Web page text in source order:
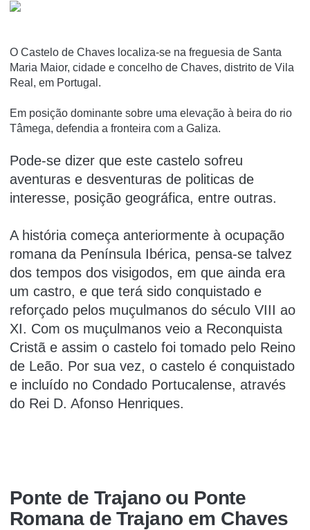
O Castelo de Chaves localiza-se na freguesia de Santa
Maria Maior, cidade e concelho de Chaves, distrito de Vila
Real, em Portugal.
Em posição dominante sobre uma elevação à beira do rio
Tâmega, defendia a fronteira com a Galiza.
Pode-se dizer que este castelo sofreu
aventuras e desventuras de politicas de
interesse, posição geográfica, entre outras.
A história começa anteriormente à ocupação
romana da Península Ibérica, pensa-se talvez
dos tempos dos visigodos, em que ainda era
um castro, e que terá sido conquistado e
reforçado pelos muçulmanos do século VIII ao
XI. Com os muçulmanos veio a Reconquista
Cristã e assim o castelo foi tomado pelo Reino
de Leão. Por sua vez, o castelo é conquistado
e incluído no Condado Portucalense, através
do Rei D. Afonso Henriques.
Ponte de Trajano ou Ponte
Romana de Trajano em Chaves